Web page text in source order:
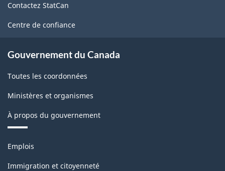
ce
site
Contactez StatCan
Centre de confiance
Gouvernement du Canada
Toutes les coordonnées
Ministères et organismes
À propos du gouvernement
Thèmes
sujets
Emplois
Immigration et citoyenneté